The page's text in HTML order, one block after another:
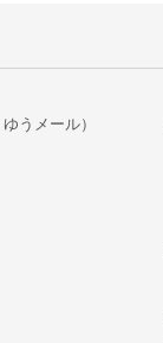
うメール）